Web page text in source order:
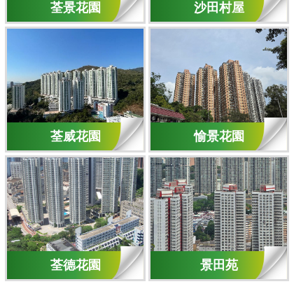
荃景花園
荃威花園
荃德花園
沙田村屋
愉景花園
景田苑